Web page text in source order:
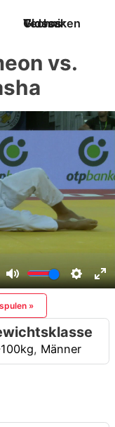
Techniken
Videos
Glossar
vs.
»
, Männer